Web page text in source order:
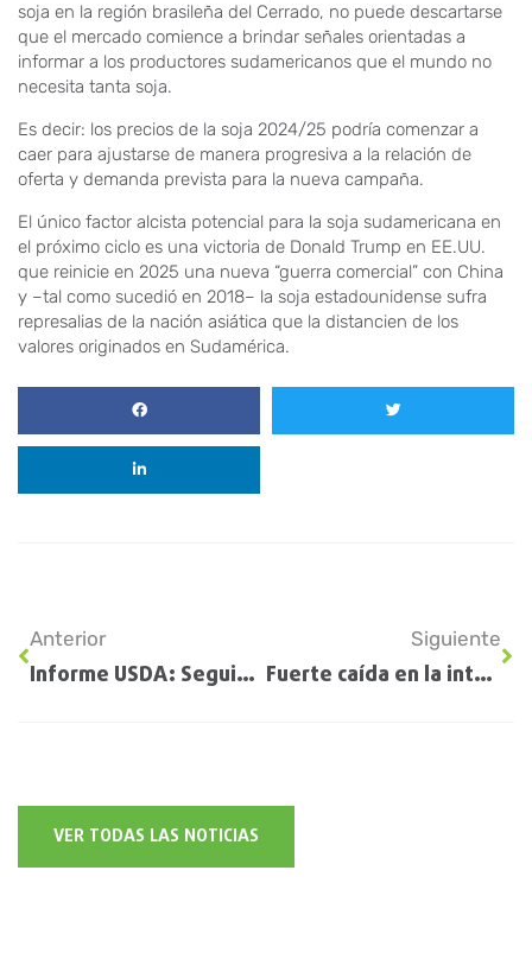
soja en la región brasileña del Cerrado, no puede descartarse
que el mercado comience a brindar señales orientadas a
informar a los productores sudamericanos que el mundo no
necesita tanta soja.
Es decir: los precios de la soja 2024/25 podría comenzar a
caer para ajustarse de manera progresiva a la relación de
oferta y demanda prevista para la nueva campaña.
El único factor alcista potencial para la soja sudamericana en
el próximo ciclo es una victoria de Donald Trump en EE.UU.
que reinicie en 2025 una nueva “guerra comercial” con China
y –tal como sucedió en 2018– la soja estadounidense sufra
represalias de la nación asiática que la distancien de los
valores originados en Sudamérica.
Anterior
Informe USDA: Seguimiento de Cultivos EE.UU
Siguiente
Fuerte caída en la intención de siembra de maíz para la campaña 2024/25
VER TODAS LAS NOTICIAS